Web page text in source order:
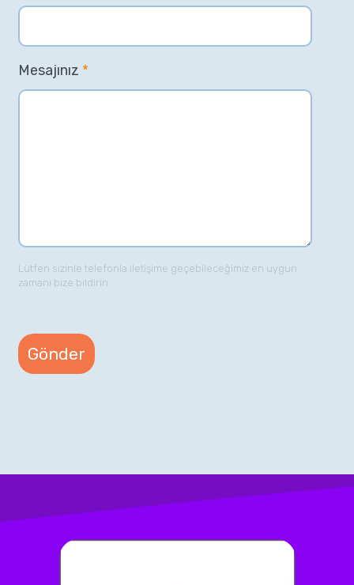
Mesajınız *
Lütfen sizinle telefonla iletişime geçebileceğimiz en uygun
zamanı bize bildirin.